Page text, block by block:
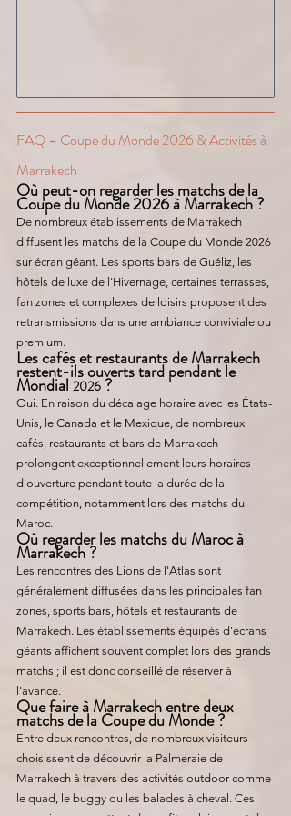
FAQ – Coupe du Monde 2026 & Activités à
Marrakech
Où peut-on regarder les matchs de la
Coupe du Monde 2026 à Marrakech ?
De nombreux établissements de Marrakech
diffusent les matchs de la Coupe du Monde 2026
sur écran géant. Les sports bars de Guéliz, les
hôtels de luxe de l'Hivernage, certaines terrasses,
fan zones et complexes de loisirs proposent des
retransmissions dans une ambiance conviviale ou
premium.
Les cafés et restaurants de Marrakech
restent-ils ouverts tard pendant le
Mondial 2026 ?
Oui. En raison du décalage horaire avec les États-
Unis, le Canada et le Mexique, de nombreux
cafés, restaurants et bars de Marrakech
prolongent exceptionnellement leurs horaires
d'ouverture pendant toute la durée de la
compétition, notamment lors des matchs du
Maroc.
Où regarder les matchs du Maroc à
Marrakech ?
Les rencontres des Lions de l'Atlas sont
généralement diffusées dans les principales fan
zones, sports bars, hôtels et restaurants de
Marrakech. Les établissements équipés d'écrans
géants affichent souvent complet lors des grands
matchs ; il est donc conseillé de réserver à
l'avance.
Que faire à Marrakech entre deux
matchs de la Coupe du Monde ?
Entre deux rencontres, de nombreux visiteurs
choisissent de découvrir la Palmeraie de
Marrakech à travers des activités outdoor comme
le quad, le buggy ou les balades à cheval. Ces